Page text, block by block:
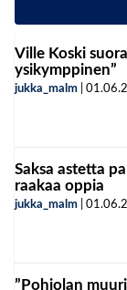
Ville Koski
ysikymppinen”
jukka_malm
Saksa astetta
raakaa oppia
jukka_malm
”Pohjolan